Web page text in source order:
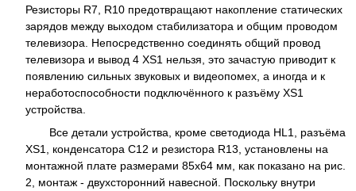
Резисторы R7, R10 предотвращают накопление статических
зарядов между выходом стабилизатора и общим проводом
телевизора. Непосредственно соединять общий провод
телевизора и вывод 4 XS1 нельзя, это зачастую приводит к
появлению сильных звуковых и видеопомех, а иногда и к
неработоспособности подключённого к разъёму XS1
устройства.
Все детали устройства, кроме светодиода HL1, разъёма
XS1, конденсатора C12 и резистора R13, установлены на
монтажной плате размерами 85x64 мм, как показано на рис.
2, монтаж - двухсторонний навесной. Поскольку внутри